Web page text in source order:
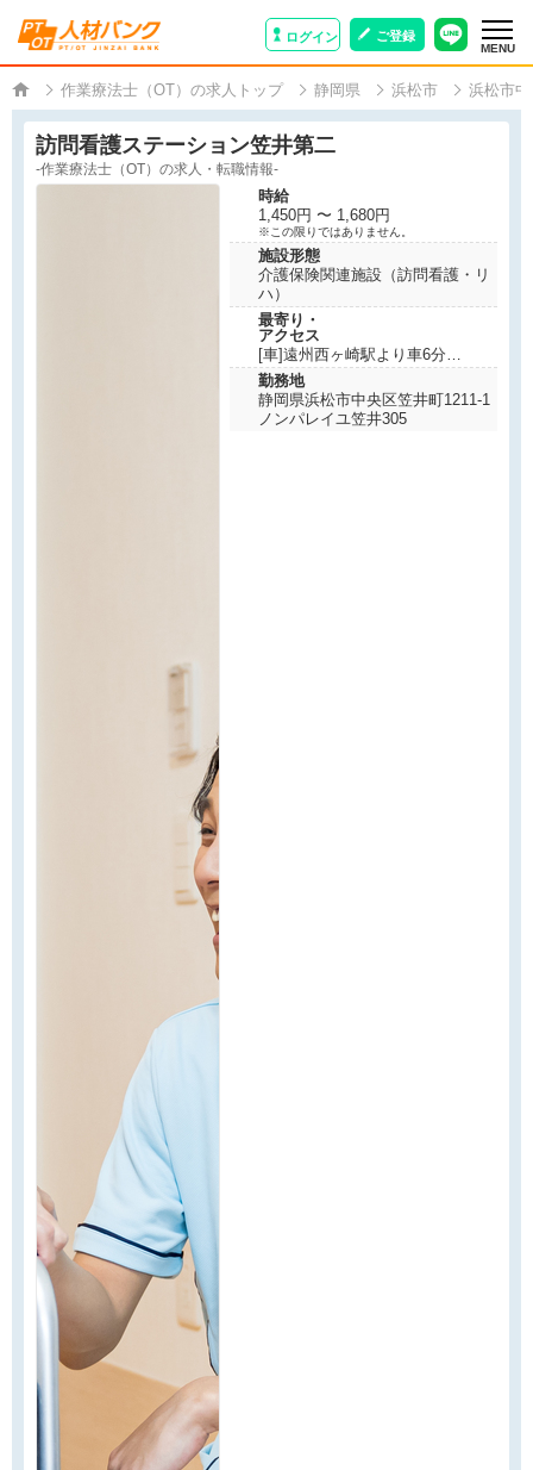
ログイン ご登録
MENU
作業療法士（OT）の求人トップ 静岡県 浜松市 浜松市
訪問看護ステーション笠井第二
-作業療法士（OT）の求人・転職情報-
時給
1,450円 〜 1,680円
※この限りではありません。
施設形態
介護保険関連施設（訪問看護・リ
ハ）
最寄り・
アクセス
[車]遠州西ヶ崎駅より車6分
勤務地
静岡県浜松市中央区笠井町1211-1
ノンパレイユ笠井305